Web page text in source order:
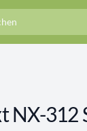
NX-312